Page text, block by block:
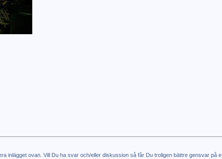
inlägget ovan. Vill Du ha svar och/eller diskussion så får Du troligen bättre gensvar